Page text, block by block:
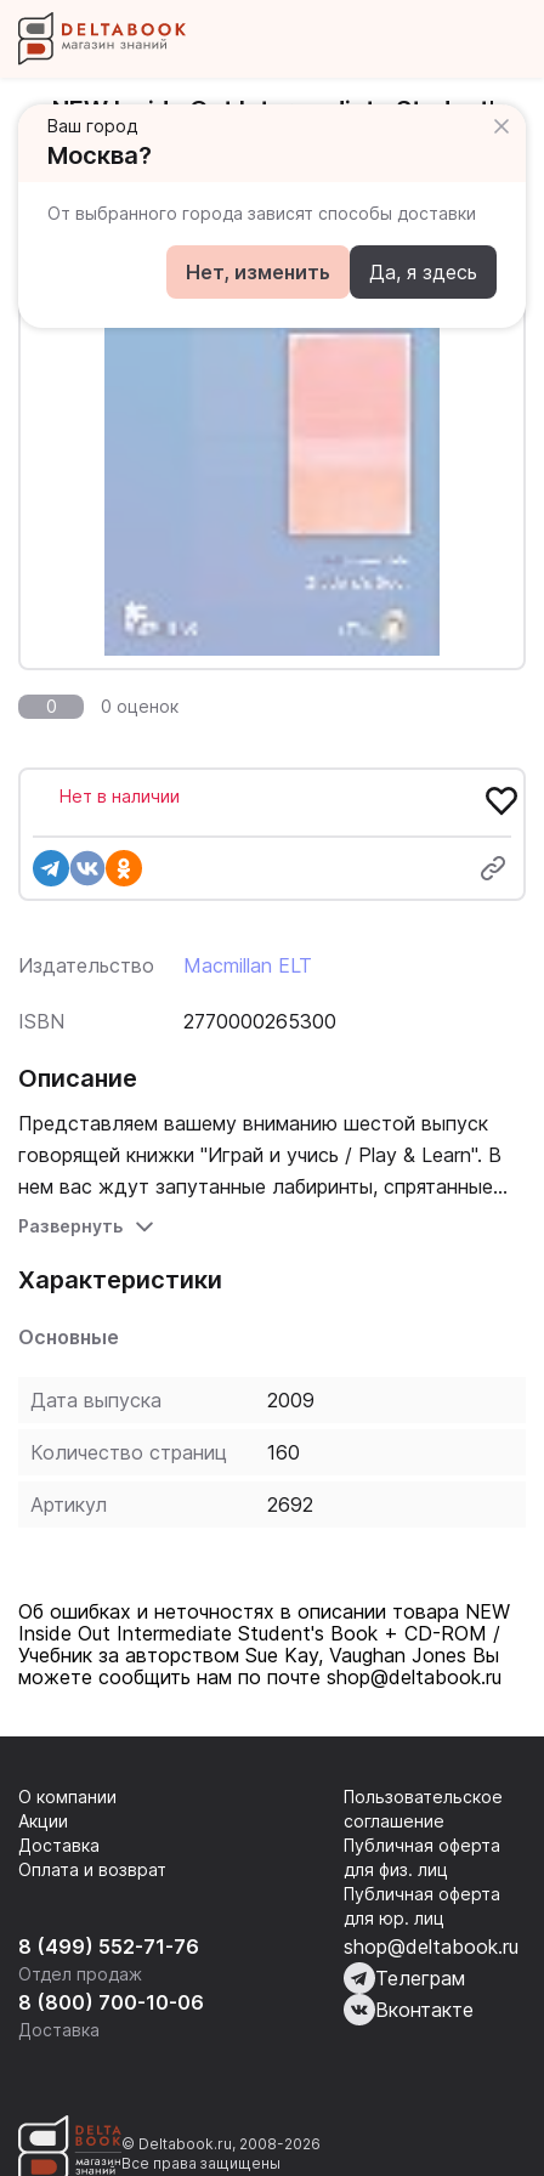
Ваш город
Москва?
От выбранного города зависят способы доставки
Нет, изменить Да, я здесь
NEW Inside Out Intermediate Student's
Book + CD-ROM / Учебник
0 0 оценок
Издательство Macmillan ELT
ISBN 2770000265300
Нет в наличии
Описание
Представляем вашему вниманию шестой выпуск
говорящей книжки "Играй и учись / Play & Learn". В
нем вас ждут запутанные лабиринты, спрятанные
предметы и другие интересные задания. Рассказ
Учи английский с удовольствием!
Развернуть
Характеристики
Основные
Дата выпуска 2009
Количество страниц 160
Артикул 2692
Об ошибках и неточностях в описании товара NEW
Inside Out Intermediate Student's Book + CD-ROM /
Учебник за авторством Sue Kay, Vaughan Jones Вы
можете сообщить нам по почте shop@deltabook.ru
8 (499) 552-71-76
Отдел продаж
8 (800) 700-10-06
Доставка
О компании
Акции
Доставка
Оплата и возврат
Пользовательское
соглашение
Публичная оферта
для физ. лиц
Публичная оферта
для юр. лиц
shop@deltabook.ru
Телеграм
Вконтакте
© Deltabook.ru, 2008-2026
Все права защищены